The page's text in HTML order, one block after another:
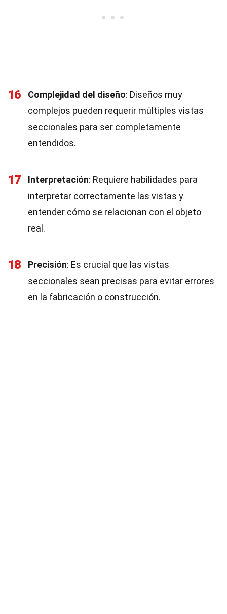
16 Complejidad del diseño: Diseños muy
complejos pueden requerir múltiples vistas
seccionales para ser completamente
entendidos.
17 Interpretación: Requiere habilidades para
interpretar correctamente las vistas y
entender cómo se relacionan con el objeto
real.
18 Precisión: Es crucial que las vistas
seccionales sean precisas para evitar errores
en la fabricación o construcción.